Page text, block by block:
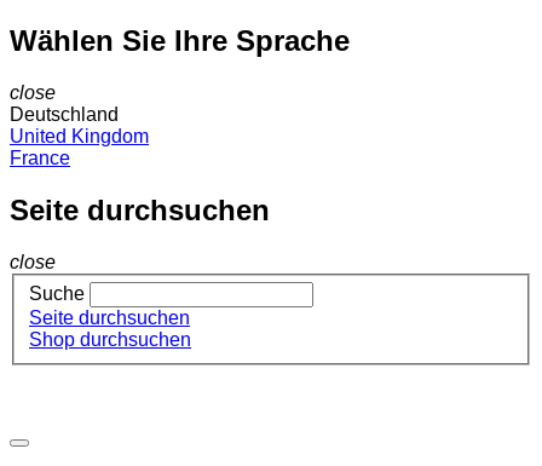
Wählen Sie Ihre Sprache
close
Deutschland
United Kingdom
France
Seite durchsuchen
close
Suche
Seite durchsuchen
Shop durchsuchen